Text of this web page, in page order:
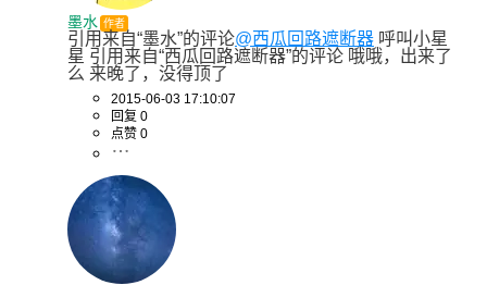
墨水 作者
引用来自“墨水”的评论@西瓜回路遮断器 呼叫小星
星 引用来自“西瓜回路遮断器”的评论 哦哦，出来了
么 来晚了，没得顶了
2015-06-03 17:10:07
回复 0
点赞 0